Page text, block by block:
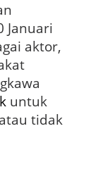
Januari
aktor,
untuk
tidak